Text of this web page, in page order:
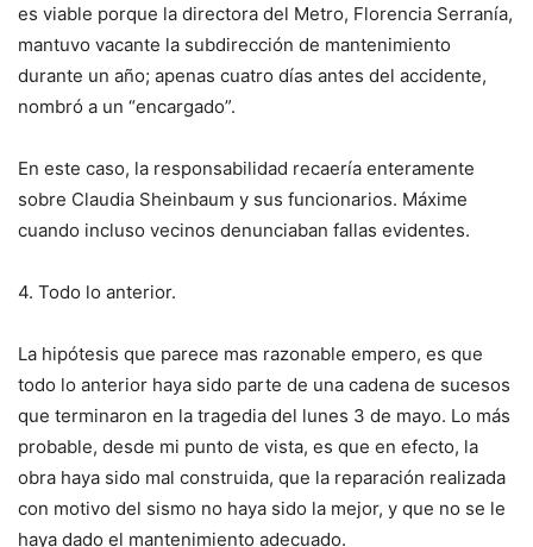
es viable porque la directora del Metro, Florencia Serranía,
mantuvo vacante la subdirección de mantenimiento
durante un año; apenas cuatro días antes del accidente,
nombró a un “encargado”.
En este caso, la responsabilidad recaería enteramente
sobre Claudia Sheinbaum y sus funcionarios. Máxime
cuando incluso vecinos denunciaban fallas evidentes.
4. Todo lo anterior.
La hipótesis que parece mas razonable empero, es que
todo lo anterior haya sido parte de una cadena de sucesos
que terminaron en la tragedia del lunes 3 de mayo. Lo más
probable, desde mi punto de vista, es que en efecto, la
obra haya sido mal construida, que la reparación realizada
con motivo del sismo no haya sido la mejor, y que no se le
haya dado el mantenimiento adecuado.